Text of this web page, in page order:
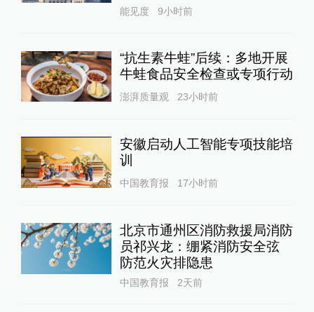
能见度 9小时前
“抗生素牛蛙”后续：多地开展
牛蛙食品安全检查或专项行动
澎湃质量观 23小时前
安徽启动人工智能专项技能培
训
中国教育报 17小时前
北京市通州区消防救援局消防
员祁兴龙：绷紧消防安全弦
防范火灾排隐患
中国教育报 2天前